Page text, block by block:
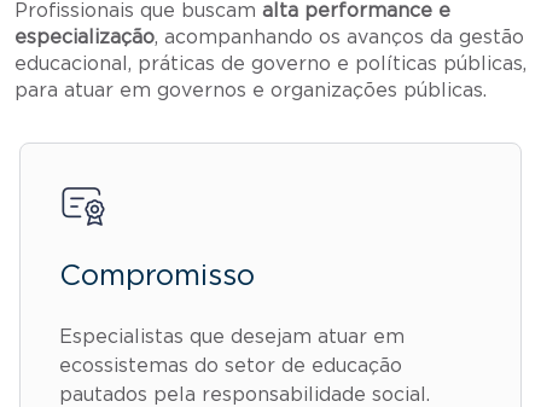
Profissionais que buscam alta performance e
especialização, acompanhando os avanços da gestão
educacional, práticas de governo e políticas públicas,
para atuar em governos e organizações públicas.
Compromisso
Especialistas que desejam atuar em
ecossistemas do setor de educação
pautados pela responsabilidade social.